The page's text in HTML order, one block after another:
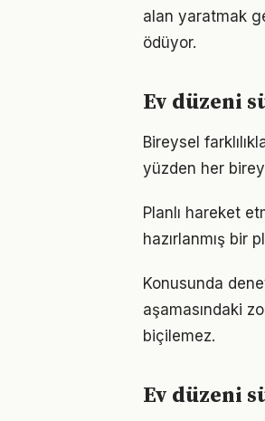
alan yaratmak
ödüyor.
Ev düzeni
Bireysel
yüzden her
Planlı hareket
hazırlanmış bir
Konusunda
aşamasındaki
biçilemez.
Ev düzeni